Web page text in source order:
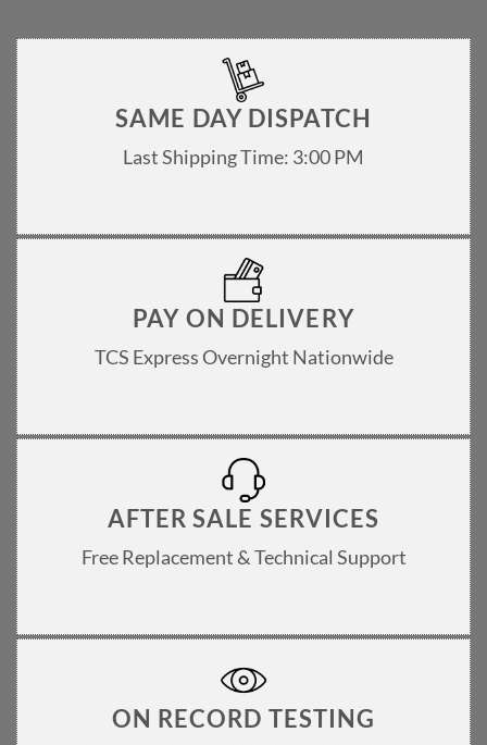
SAME DAY DISPATCH
Last Shipping Time: 3:00 PM
PAY ON DELIVERY
TCS Express Overnight Nationwide
AFTER SALE SERVICES
Free Replacement & Technical Support
ON RECORD TESTING